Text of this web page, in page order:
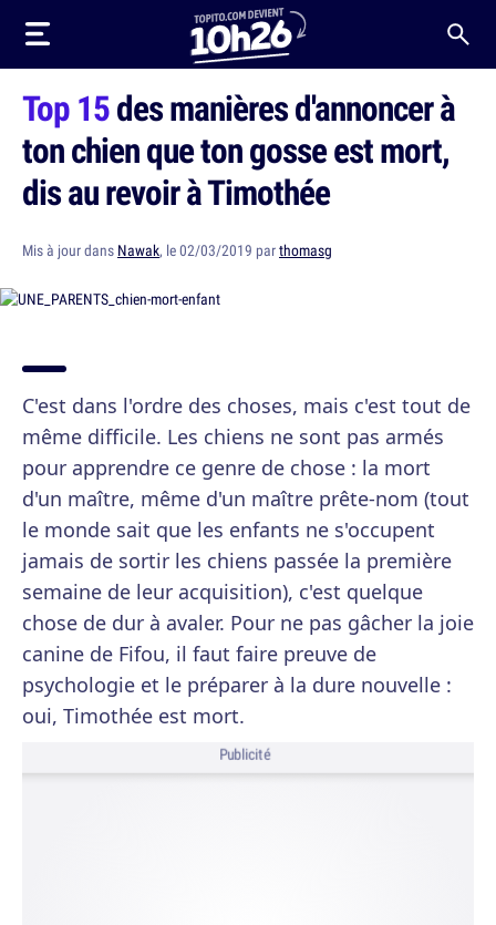
Top 15des manières d'annoncer à
ton chien que ton gosse est mort,
dis au revoir à Timothée
Mis à jour dans Nawak, le 02/03/2019 parthomasg
C'est dans l'ordre des choses, mais c'est tout de
même difficile. Les chiens ne sont pas armés
pour apprendre ce genre de chose : la mort
d'un maître, même d'un maître prête-nom (tout
le monde sait que les enfants ne s'occupent
jamais de sortir les chiens passée la première
semaine de leur acquisition), c'est quelque
chose de dur à avaler. Pour ne pas gâcher la joie
canine de Fifou, il faut faire preuve de
psychologie et le préparer à la dure nouvelle :
oui, Timothée est mort.
Publicité